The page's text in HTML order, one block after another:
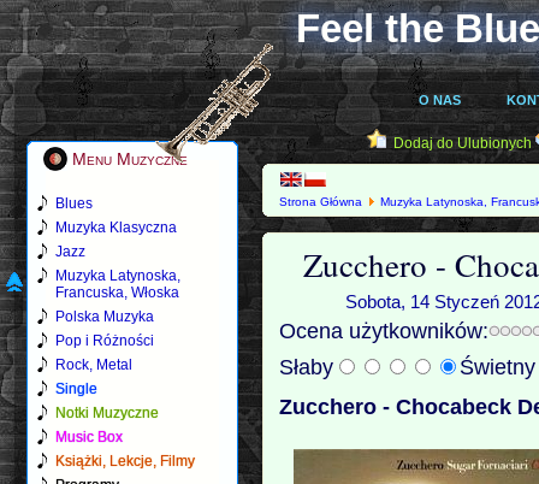
Feel the
O NAS
Menu Muzyczne
Blues
Muzyka Klasyczna
Jazz
Muzyka Latynoska,
Francuska, Włoska
Polska Muzyka
Pop i Różności
Rock, Metal
Single
Notki Muzyczne
Music Box
Książki, Lekcje, Filmy
Dodaj do Ulubionych
Strona Główna
Muzyka Latynoska,
(2011)
Zucchero -
Sobota, 14 Styczeń
Ocena użytkowników:
Słaby
Zucchero - Chocabeck